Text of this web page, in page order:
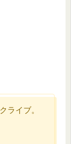
ライブ。